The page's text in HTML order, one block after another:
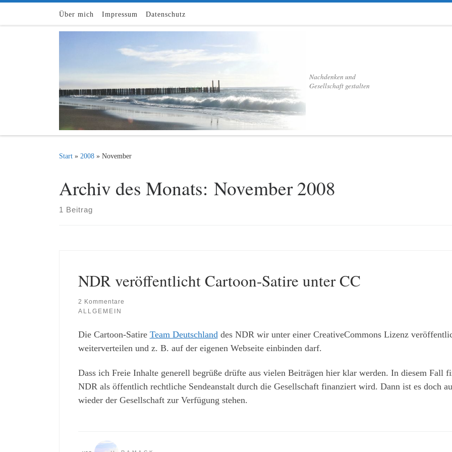
Zum Inhalt springen
Über mich Impressum Datenschutz
Nachdenken und
Gesellschaft gestalten
Start » 2008 » November
Archiv des Monats: November 2008
1 Beitrag
NDR veröffentlicht Cartoon-Satire unter CC
2 Kommentare
ALLGEMEIN
Die Cartoon-Satire Team Deutschland des NDR wir unter einer CreativeCommons Lizenz
weiterverteilen und z. B. auf der eigenen Webseite einbinden darf.
Dass ich Freie Inhalte generell begrüße drüfte aus vielen Beiträgen hier klar werden. In diesem Fall
NDR als öffentlich rechtliche Sendeanstalt durch die Gesellschaft finanziert wird. Dann ist es doch
wieder der Gesellschaft zur Verfügung stehen.